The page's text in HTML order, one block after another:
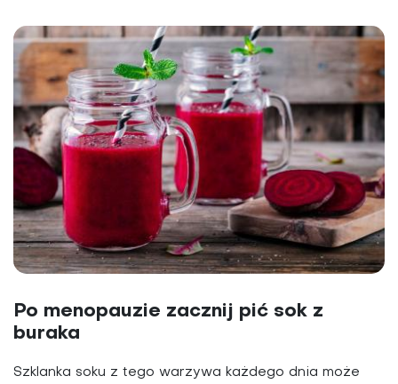
Po menopauzie zacznij pić sok z
buraka
Szklanka soku z tego warzywa każdego dnia może